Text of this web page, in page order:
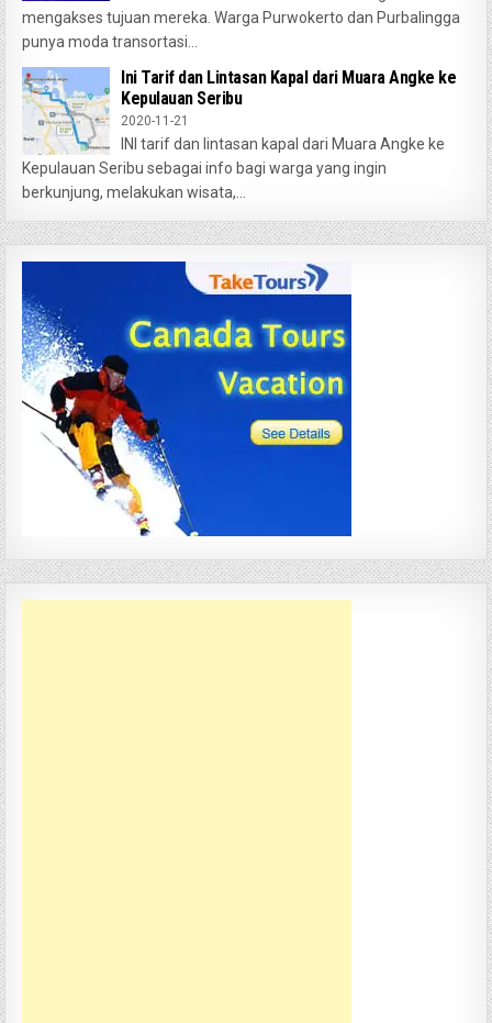
mengakses tujuan mereka. Warga Purwokerto dan Purbalingga
punya moda transortasi...
Ini Tarif dan Lintasan Kapal dari Muara Angke ke
Kepulauan Seribu
2020-11-21
INI tarif dan lintasan kapal dari Muara Angke ke
Kepulauan Seribu sebagai info bagi warga yang ingin
berkunjung, melakukan wisata,...